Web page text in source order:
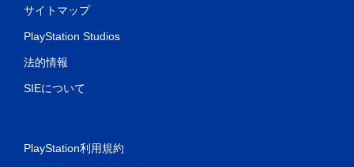
サイトマップ
PlayStation Studios
法的情報
SIEについて
PlayStation利用規約